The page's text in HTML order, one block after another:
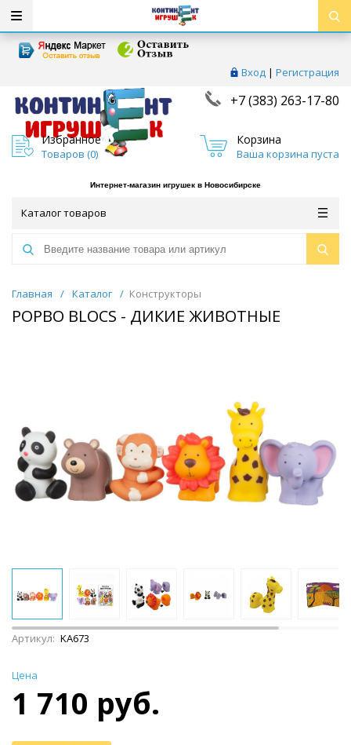
Вход | Регистрация
+7 (383) 263-17-80
Избранное
Товаров (0)
Корзина
Ваша корзина пуста
Интернет-магазин игрушек в Новосибирске
Каталог товаров
Главная / Каталог / Конструкторы
POPBO BLOCS - ДИКИЕ ЖИВОТНЫЕ
Артикул: KA673
Цена
1 710 руб.